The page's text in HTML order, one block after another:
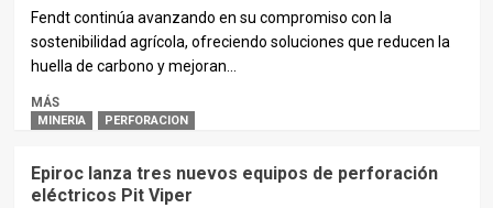
Fendt continúa avanzando en su compromiso con la
sostenibilidad agrícola, ofreciendo soluciones que reducen la
huella de carbono y mejoran...
MÁS
MINERIA PERFORACION
Epiroc lanza tres nuevos equipos de perforación
eléctricos Pit Viper